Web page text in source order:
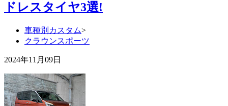
ドレスタイヤ3選!
車種別カスタム>
クラウンスポーツ
2024年11月09日